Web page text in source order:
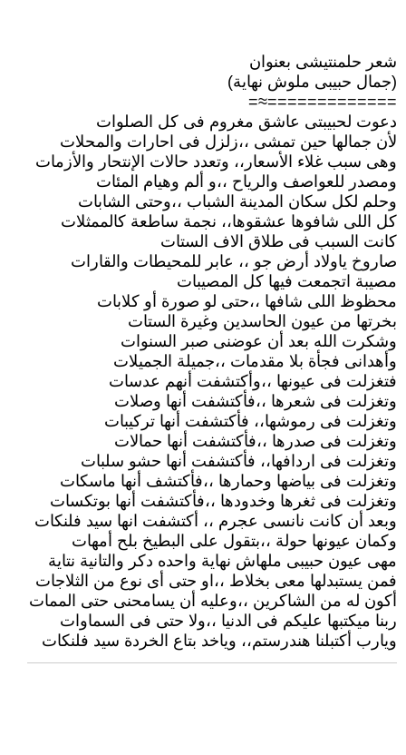
شعر حلمنتيشى بعنوان
(جمال حبيبى ملوش نهاية)
=============≈=
دعوت لحبيبتى عاشق مغروم فى كل الصلوات
لأن جمالها حين تمشى ،،زلزل فى احارات والمحلات
وهى سبب غلاء الأسعار،، وتعدد حالات الإنتحار والأزمات
ومصدر للعواصف والرياح ،،و ألم وهيام المئات
وحلم لكل سكان المدينة الشباب ،،وحتى الشابات
كل اللى شافوها عشقوها،، نجمة ساطعة كالممثلات
كانت السبب فى طلاق الاف الستات
صاروخ ياولاد أرض جو ،، عابر للمحيطات والقارات
مصيبة اتجمعت فيها كل المصيبات
محظوظ اللى شافها ،،حتى لو صورة أو كلابات
بخرتها من عيون الحاسدين وغيرة الستات
وشكرت الله بعد أن عوضنى صبر السنوات
وأهدانى فجأة بلا مقدمات ،،جميلة الجميلات
فتغزلت فى عيونها ،،وأكتشفت أنهم عدسات
وتغزلت فى شعرها ،،فأكتشفت أنها وصلات
وتغزلت فى رموشها،، فأكتشفت أنها تركيبات
وتغزلت فى صدرها ،،فأكتشفت أنها حمالات
وتغزلت فى اردافها،، فأكتشفت أنها حشو سلبات
وتغزلت فى بياضها وحمارها ،،فأكتشف أنها ماسكات
وتغزلت فى ثغرها وخدودها ،،فأكتشفت أنها بوتكسات
وبعد أن كانت نانسى عجرم ،، أكتشفت انها سيد فلنكات
وكمان عيونها حولة ،،بتقول على البطيخ بلح أمهات
مهى عيون حبيبى ملهاش نهاية واحده دكر والتانية نتاية
فمن يستبدلها معى بخلاط ،،او حتى أى نوع من الثلاجات
أكون له من الشاكرين ،،وعليه أن يسامحنى حتى الممات
ربنا ميكتبها عليكم فى الدنيا ،،ولا حتى فى السماوات
ويارب أكتبلنا هندرستم،، وياخد بتاع الخردة سيد فلنكات